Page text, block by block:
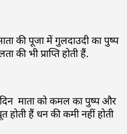
की पूजा में गुलदाउदी का पुष्प
भी प्राप्ति होती हैं.
दिन माता को कमल का पुष्प और
हैं धन की कमी नहीं होती